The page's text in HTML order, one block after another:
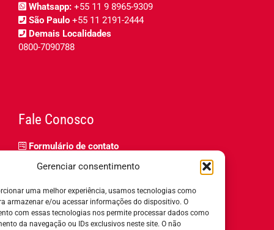
Gerenciar consentimento
uma melhor experiência, usamos tecnologias como
armazenar e/ou acessar informações do dispositivo. O
com essas tecnologias nos permite processar dados como
da navegação ou IDs exclusivos neste site. O não
Whatsapp: +55 11 9 8965-9309
São Paulo +55 11 2191-2444
Demais Localidades
0800-7090788
Fale Conosco
Formulário de contato
Relatório de igualdade salarial